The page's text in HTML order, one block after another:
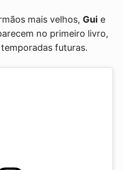
mais velhos, Gui e
no primeiro livro,
futuras.